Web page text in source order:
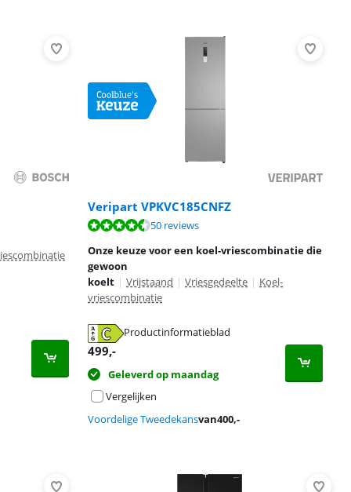
Veripart VPKVC185CNFZ
50 reviews
Onze keuze voor een koel-vriescombinatie die
gewoon
koelt | Vrijstaand | Vriesgedeelte | Koel-
vriescombinatie
Productinformatieblad
499,-
Geleverd op maandag
Vergelijken
Voordelige Tweedekansvan400,-